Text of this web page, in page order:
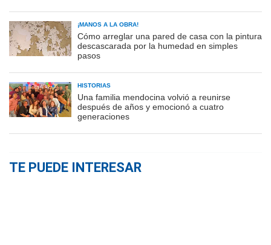
¡MANOS A LA OBRA!
Cómo arreglar una pared de casa con la pintura
descascarada por la humedad en simples
pasos
HISTORIAS
Una familia mendocina volvió a reunirse
después de años y emocionó a cuatro
generaciones
TE PUEDE INTERESAR